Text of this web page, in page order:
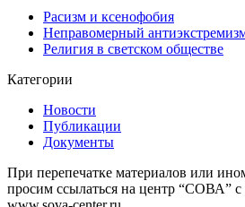
Расизм и ксенофобия
Неправомерный
Религия в светском обществе
Категории
Новости
Публикации
Документы
При перепечатке материалов или
просим ссылаться на центр “СОВА” с